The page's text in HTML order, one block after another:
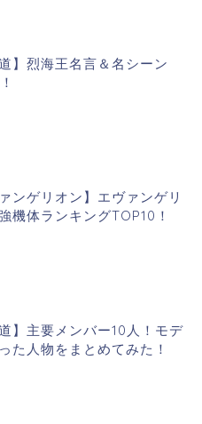
道】烈海王名言＆名シーン
ァンゲリオン】エヴァンゲリ
機体ランキングTOP10！
道】主要メンバー10人！モデ
た人物をまとめてみた！